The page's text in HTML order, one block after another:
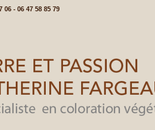
06 - 06 47 58 85 79